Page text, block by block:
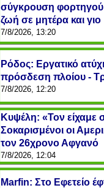
σύγκρουση φορτηγού
ζωή σε μητέρα και γιο
7/8/2026, 13:20
Ρόδος: Εργατικό
πρόσδεση πλοίου -
7/8/2026, 12:20
Κυψέλη: «Τον είχαμε
Σοκαρισμένοι οι
τον 26χρονο Αφγανό
7/8/2026, 12:04
Marfin: Στο Εφετείο